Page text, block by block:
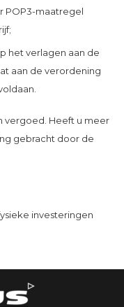
POP3-maatregel
het verlagen aan de
aan de verordening
vergoed. Heeft u meer
gebracht door de
investeringen